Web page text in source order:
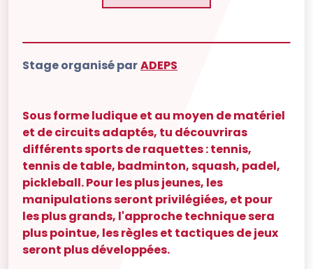
Stage organisé parADEPS
Sous forme ludique et au moyen de matériel
et de circuits adaptés, tu découvriras
différents sports de raquettes : tennis,
tennis de table, badminton, squash, padel,
pickleball. Pour les plus jeunes, les
manipulations seront privilégiées, et pour
les plus grands, l'approche technique sera
plus pointue, les règles et tactiques de jeux
seront plus développées.